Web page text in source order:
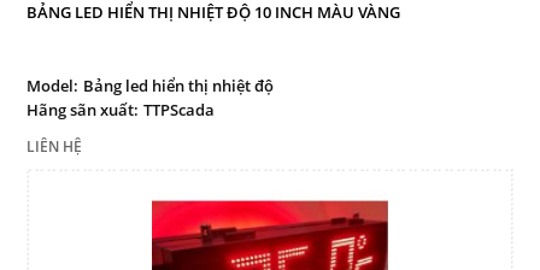
BẢNG LED HIỂN THỊ NHIỆT ĐỘ 10 INCH MÀU VÀNG
Model: Bảng led hiển thị nhiệt độ
Hãng sãn xuất: TTPScada
LIÊN HỆ